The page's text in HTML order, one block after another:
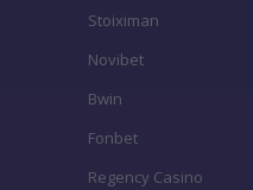
Stoiximan
Novibet
Bwin
Fonbet
Regency Casino